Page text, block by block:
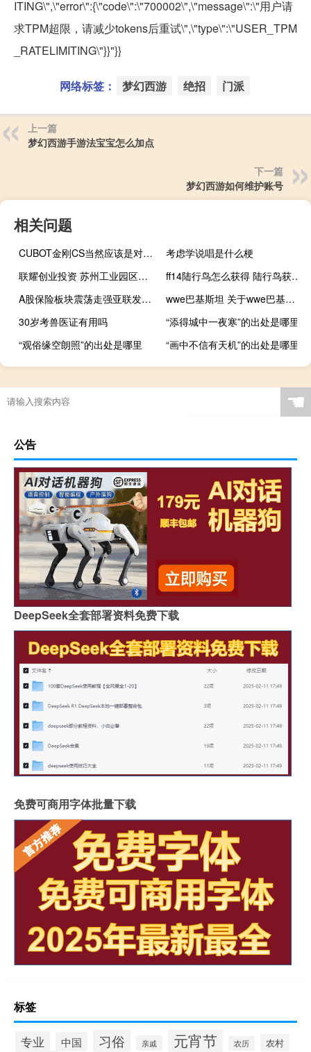
ITING\",\"error\":{\"code\":\"700002\",\"message\":\"用户请
求TPM超限，请减少tokens后重试\",\"type\":\"USER_TPM
_RATELIMITING\"}}"}}
网络标签： 梦幻西游 绝招 门派
上一篇
梦幻西游手游法宝宝怎么加点
下一篇
梦幻西游如何维护账号
相关问题
CUBOT金刚CS当然应该是对原有模式的重大升级
考虑学说唱是什么梗
联耀创业投资 苏州工业园区有限公司(关于联耀创业投资 苏州工业园区有限公司简述)
ff14陆行鸟怎么获得 陆行鸟获得方法（ff14陆行鸟怎么获得）
A股保险板块震荡走强亚联发展涨超6%翠微股份涨超5%弘业期货、新力金融、仁东控股、九鼎投资、中油资本跟涨
wwe巴基斯坦 关于wwe巴基斯坦的介绍
30岁考兽医证有用吗
“添得城中一夜寒”的出处是哪里
“观俗缘空朗照”的出处是哪里
“画中不信有天机”的出处是哪里
☚
公告
DeepSeek全套部署资料免费下载
免费可商用字体批量下载
标签
专业 中国 习俗 亲戚 元宵节 农历 农村